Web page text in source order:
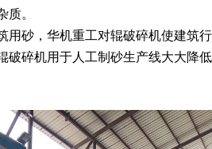
质。
砂，华机重工对辊破碎机使建筑行
破碎机用于人工制砂生产线大大降低